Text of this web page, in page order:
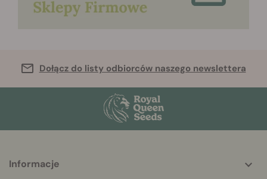
Dołącz do listy odbiorców naszego newslettera
More
Informacje